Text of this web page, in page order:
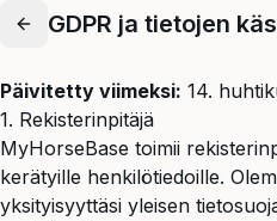
GDPR ja tietojen
Päivitetty viimeksi: 14.
1. Rekisterinpitäjä
MyHorseBase toimii
kerätyille henkilötiedoille.
yksityisyyttäsi yleisen